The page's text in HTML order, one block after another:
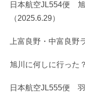
日本航空JL554便
（2025.6.29）
上富良野・中富良野
旭川に何しに行った
日本航空JL555便